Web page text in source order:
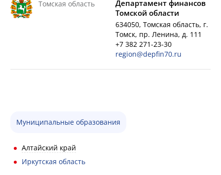
Томская область
Департамент финансов
Томской области
634050, Томская область, г.
Томск, пр. Ленина, д. 111
+7 382 271-23-30
region@depfin70.ru
Муниципальные образования
Алтайский край
Иркутская область